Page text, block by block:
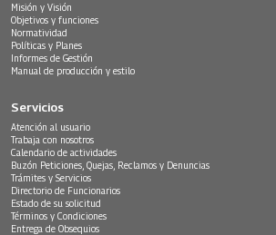
Misión y Visión
Objetivos y funciones
Normatividad
Políticas y Planes
Informes de Gestión
Manual de producción y estilo
Servicios
Atención al usuario
Trabaja con nosotros
Calendario de actividades
Buzón Peticiones, Quejas, Reclamos y Denuncias
Trámites y Servicios
Directorio de Funcionarios
Estado de su solicitud
Términos y Condiciones
Entrega de Obsequios